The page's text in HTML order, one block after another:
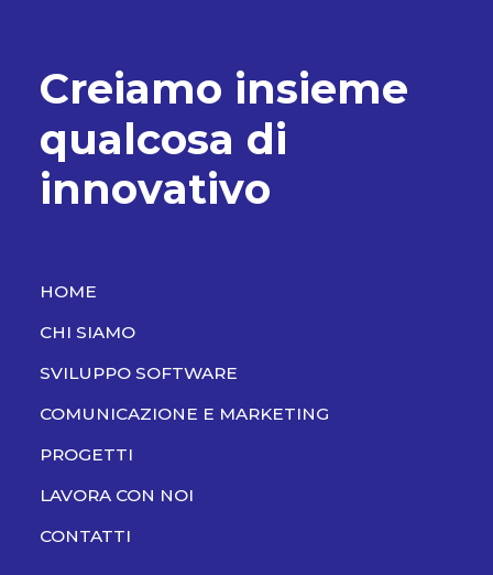
Creiamo insieme
qualcosa di
innovativo
HOME
CHI SIAMO
SVILUPPO SOFTWARE
COMUNICAZIONE E MARKETING
PROGETTI
LAVORA CON NOI
CONTATTI